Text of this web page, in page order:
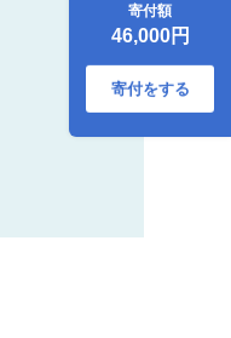
き菓子 洋菓子
【Sweets夢工房
ル・リアン】
[OAD005]
寄付額
46,000円
寄付をする